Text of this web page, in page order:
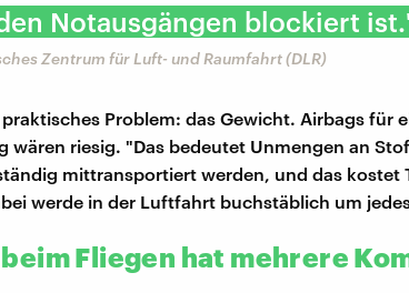
Notausgängen blockiert
Zentrum für Luft- und Raumfahrt (DLR)
Problem: das Gewicht. Airbags für
wären riesig. "Das bedeutet Unmengen an
mittransportiert werden, und das kostet
werde in der Luftfahrt buchstäblich um
Fliegen hat mehrere